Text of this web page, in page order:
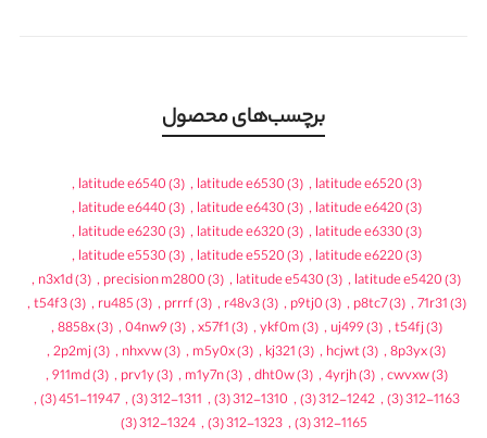
برچسب‌های محصول
latitude e6520(3)
,
latitude e6530(3)
,
latitude e6540(3)
,
latitude e6420(3)
,
latitude e6430(3)
,
latitude e6440(3)
,
latitude e6330(3)
,
latitude e6320(3)
,
latitude e6230(3)
,
latitude e6220(3)
,
latitude e5520(3)
,
latitude e5530(3)
,
latitude e5420(3)
,
latitude e5430(3)
,
precision m2800(3)
,
n3x1d(3)
,
71r31(3)
,
p8tc7(3)
,
p9tj0(3)
,
r48v3(3)
,
prrrf(3)
,
ru485(3)
,
t54f3(3)
,
t54fj(3)
,
uj499(3)
,
ykf0m(3)
,
x57f1(3)
,
04nw9(3)
,
8858x(3)
,
8p3yx(3)
,
hcjwt(3)
,
kj321(3)
,
m5y0x(3)
,
nhxvw(3)
,
2p2mj(3)
,
cwvxw(3)
,
4yrjh(3)
,
dht0w(3)
,
m1y7n(3)
,
prv1y(3)
,
911md(3)
,
312-1163
(3)
,
312-1242
(3)
,
312-1310
(3)
,
312-1311
(3)
,
451-11947
(3)
,
312-1165
(3)
,
312-1323
(3)
,
312-1324
(3)